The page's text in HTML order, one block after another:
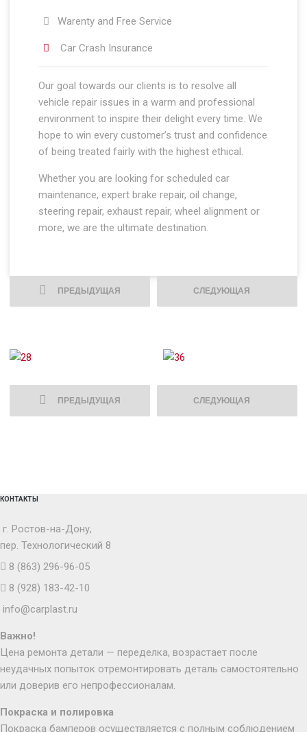
Warenty and Free Service
Car Crash Insurance
Our goal towards our clients is to resolve all
vehicle repair issues in a warm and professional
environment to inspire their delight every time. We
hope to win every customer’s trust and confidence
of being treated fairly with the highest ethical.
Whether you are looking for scheduled car
maintenance, expert brake repair, oil change,
steering repair, exhaust repair, wheel alignment or
more, we are the ultimate destination.
ПРЕДЫДУЩАЯ СЛЕДУЮЩАЯ
ПРЕДЫДУЩАЯ СЛЕДУЮЩАЯ
КОНТАКТЫ
г. Ростов-на-Дону,
пер. Технологический 8
8 (863) 296-96-05
8 (928) 183-42-10
info@carplast.ru
Важно!
Цена ремонта детали — переделка, возрастает после
неудачных попыток отремонтировать деталь самостоятельно
или доверив его непрофессионалам.
Покраска и полировка
Покраска бамперов осуществляется с полным соблюдением